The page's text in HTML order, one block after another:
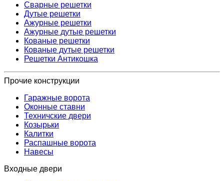
Сварные решетки
Дутые решетки
Ажурные решетки
Ажурные дутые решетки
Кованые решетки
Кованые дутые решетки
Решетки Антикошка
Прочие конструкции
Гаражные ворота
Оконные ставни
Техничские двери
Козырьки
Калитки
Распашные ворота
Навесы
Входные двери